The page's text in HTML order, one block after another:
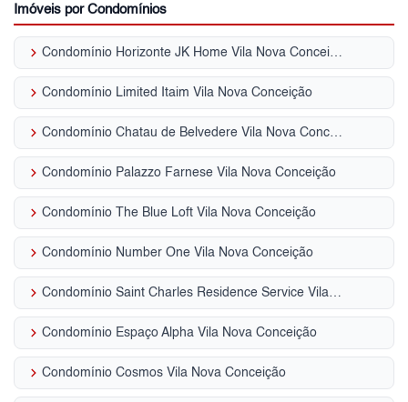
Imóveis por Condomínios
keyboard_arrow_right Condomínio Horizonte JK Home Vila Nova Conceição
keyboard_arrow_right Condomínio Limited Itaim Vila Nova Conceição
keyboard_arrow_right Condomínio Chatau de Belvedere Vila Nova Conceição
keyboard_arrow_right Condomínio Palazzo Farnese Vila Nova Conceição
keyboard_arrow_right Condomínio The Blue Loft Vila Nova Conceição
keyboard_arrow_right Condomínio Number One Vila Nova Conceição
keyboard_arrow_right Condomínio Saint Charles Residence Service Vila Nova Conceição
keyboard_arrow_right Condomínio Espaço Alpha Vila Nova Conceição
keyboard_arrow_right Condomínio Cosmos Vila Nova Conceição